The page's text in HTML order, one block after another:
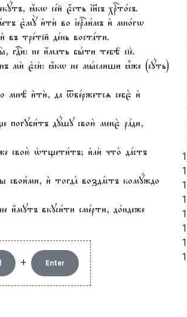
ꙗ҆́кѡ се́й є҆́сть і҆и҃съ хрⷭ҇то́съ.
є҆мꙋ̀ и҆тѝ во і҆ерⷭ҇ли́мъ и҆ мно́гѡ
въ тре́тїй де́нь воста́ти.
гдⷭ҇и: не и҆́мать бы́ти тебѣ̀ сїѐ.
мѝ є҆сѝ: ꙗ҆́кѡ не мы́слиши ꙗ҆̀же (сꙋ́ть)
мнѣ̀ и҆тѝ, да ѿве́ржетсѧ себє̀ и҆
погꙋби́тъ дꙋ́шꙋ свою̀ менє̀ ра́ди,
свою̀ ѡ҆тщети́тъ; и҆лѝ что̀ да́стъ
свои́ми, и҆ тогда̀ возда́стъ комꙋ́ждо
вкꙋси́ти сме́рти, до́ндеже
+ Enter